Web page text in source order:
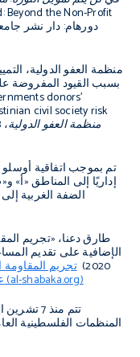
Beyond the Non-Profit
بسبب القيود المفروضة
civil society risk
منظمة العفو الدولية
الضفة الغربية
الإضافية على تقديم
2020) تجريم المقاومة
(al-shabaka.org)
المنظمات الفلسطينية